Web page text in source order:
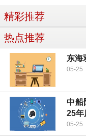
精彩推荐
热点推荐
东海
05-25
中船
25年
05-25